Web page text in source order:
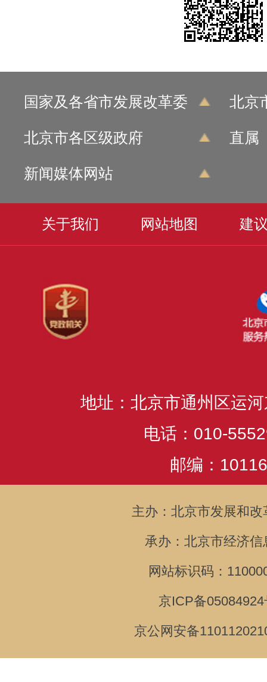
国家及各省市发展改革委 北京
北京市各区级政府 直属
新闻媒体网站
关于我们 网站地图 建
地址：北京市通州区运
电话：010-
邮编：
主办：北京市发展和改
承办：北京市经济信
网站标识码：
京ICP备
京公网安备